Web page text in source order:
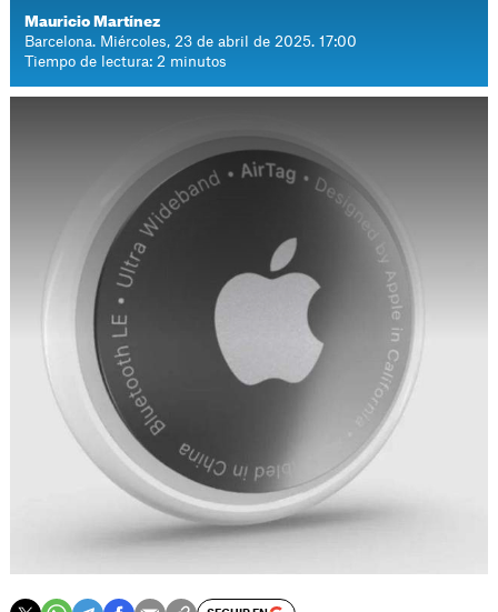
Mauricio Martínez
Barcelona. Miércoles, 23 de abril de 2025. 17:00
Tiempo de lectura: 2 minutos